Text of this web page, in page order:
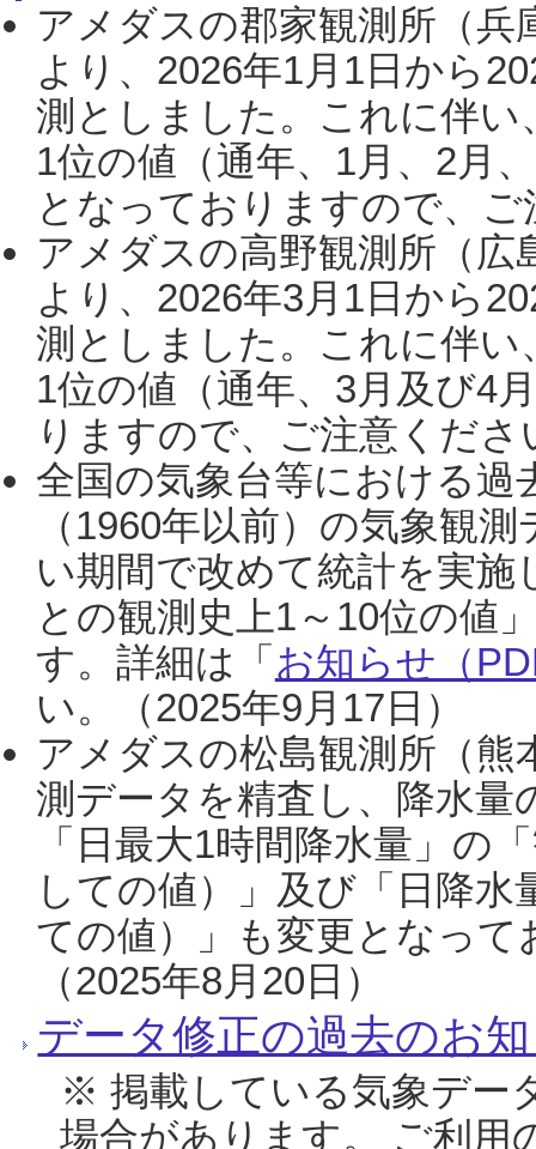
アメダスの郡家観測所（
より、2026年1月1日から
測としました。これに伴い
1位の値（通年、1月、2月
となっておりますので、
アメダスの高野観測所（
より、2026年3月1日から
測としました。これに伴い
1位の値（通年、3月及び4
りますので、ご注意くだ
全国の気象台等における過
（1960年以前）の気象観
い期間で改めて統計を実
との観測史上1～10位の値
す。詳細は「 お知らせ（
い。（2025年9月17日）
アメダスの松島観測所（熊
測データを精査し、降水
「日最大1時間降水量」の
しての値）」及び「日降
ての値）」も変更となっ
（2025年8月20日）
データ修正の過去のお
※ 掲載している気象デー
場合があります。 ご利用